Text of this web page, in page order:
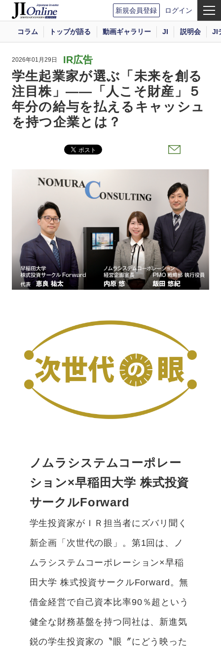
新規会員登録 ログイン
コラム トップが語る 動画ギャラリー JI 説明会 JI
2026年01月29日 IR広告
学生起業家が選ぶ「未来を創る
注目株」――「人こそ財産」５
年分の給与を払えるキャッシュ
を持つ企業とは？
ノムラシステムコーポレー
ション×早稲田大学 株式投資
サークルForward
学生投資家がＩＲ担当者にズバリ聞く
新企画「次世代の眼」。第1回は、ノ
ムラシステムコーポレーション×早稲
田大学 株式投資サークルForward。無
借金経営で自己資本 比率90 ％超という
健全な財務基盤を持つ同社は、新進気
鋭の学生投資家の〝眼〞にどう映った